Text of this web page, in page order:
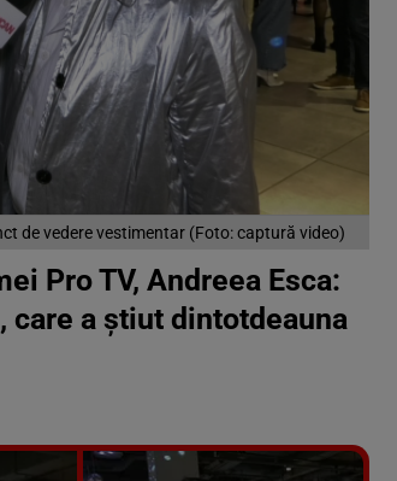
de vedere vestimentar (Foto: captură video)
Pro TV, Andreea Esca:
care a știut dintotdeauna